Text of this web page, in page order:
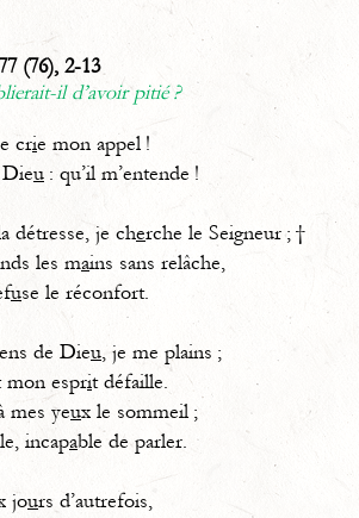
(76), 2-13
il d’avoir pitié ?
crie mon appel !
u : qu’il m’entende !
détresse, je cherche le Seigneur ; †
les mains sans relâche,
use le réconfort.
de Dieu, je me plains ;
mon esprit défaille.
mes yeux le sommeil ;
incapable de parler.
jours d’autrefois,